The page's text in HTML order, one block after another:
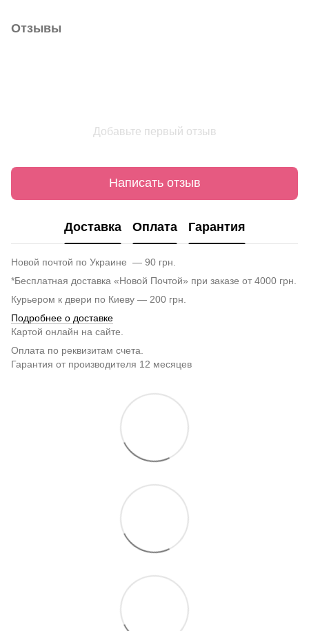
Отзывы
Добавьте первый отзыв
Написать отзыв
Доставка Оплата Гарантия
Новой почтой по Украине — 90 грн.
*Бесплатная доставка «Новой Почтой» при заказе от 4000 грн.
Курьером к двери по Киеву — 200 грн.
Подробнее о доставке
Картой онлайн на сайте.
Оплата по реквизитам счета.
Гарантия от производителя 12 месяцев